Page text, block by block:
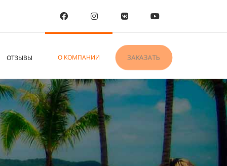
ОТЗЫВЫ О КОМПАНИИ ЗАКАЗАТЬ